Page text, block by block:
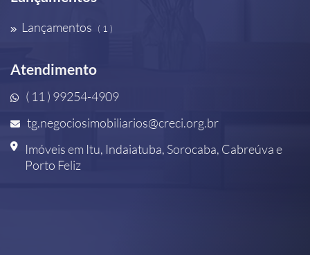
Lançamentos ( 1 )
Atendimento
( 11 ) 99254-4909
tg.negociosimobiliarios@creci.org.br
Imóveis em Itu, Indaiatuba, Sorocaba, Cabreúva e
Porto Feliz